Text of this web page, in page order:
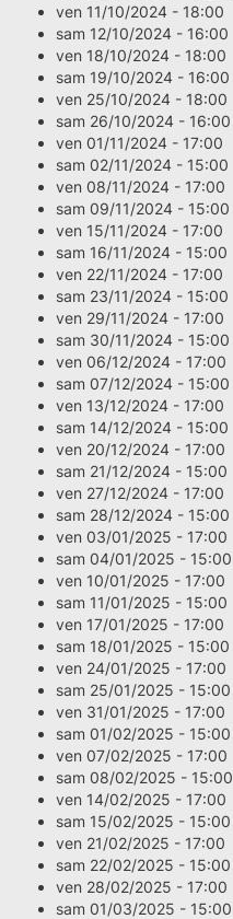
ven 11/10/2024 - 18:00
sam 12/10/2024 - 16:00
ven 18/10/2024 - 18:00
sam 19/10/2024 - 16:00
ven 25/10/2024 - 18:00
sam 26/10/2024 - 16:00
ven 01/11/2024 - 17:00
sam 02/11/2024 - 15:00
ven 08/11/2024 - 17:00
sam 09/11/2024 - 15:00
ven 15/11/2024 - 17:00
sam 16/11/2024 - 15:00
ven 22/11/2024 - 17:00
sam 23/11/2024 - 15:00
ven 29/11/2024 - 17:00
sam 30/11/2024 - 15:00
ven 06/12/2024 - 17:00
sam 07/12/2024 - 15:00
ven 13/12/2024 - 17:00
sam 14/12/2024 - 15:00
ven 20/12/2024 - 17:00
sam 21/12/2024 - 15:00
ven 27/12/2024 - 17:00
sam 28/12/2024 - 15:00
ven 03/01/2025 - 17:00
sam 04/01/2025 - 15:00
ven 10/01/2025 - 17:00
sam 11/01/2025 - 15:00
ven 17/01/2025 - 17:00
sam 18/01/2025 - 15:00
ven 24/01/2025 - 17:00
sam 25/01/2025 - 15:00
ven 31/01/2025 - 17:00
sam 01/02/2025 - 15:00
ven 07/02/2025 - 17:00
sam 08/02/2025 - 15:00
ven 14/02/2025 - 17:00
sam 15/02/2025 - 15:00
ven 21/02/2025 - 17:00
sam 22/02/2025 - 15:00
ven 28/02/2025 - 17:00
sam 01/03/2025 - 15:00